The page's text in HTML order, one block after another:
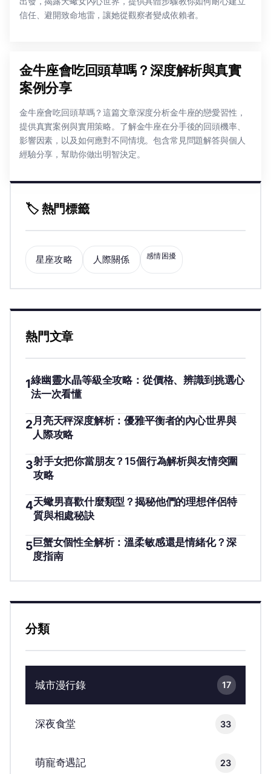
信任、避開致命地雷，讓她從觀察者變成依賴者。
金牛座會吃回頭草嗎？深度解析與真實
案例分享
金牛座會吃回頭草嗎？這篇文章深度分析金牛座的戀愛習性，
提供真實案例與實用策略。了解金牛座在分手後的回頭機率、
影響因素，以及如何應對不同情境。包含常見問題解答與個人
經驗分享，幫助你做出明智決定。
🏷️ 熱門標籤
星座攻略 人際關係 感情困擾
熱門文章
1綠幽靈水晶等級全攻略：從價格、辨識到挑選心
法一次看懂
2月亮天秤深度解析：優雅平衡者的內心世界與
人際攻略
3射手女把你當朋友？15個行為解析與友情突圍
攻略
4天蠍男喜歡什麼類型？揭秘他們的理想伴侶特
質與相處秘訣
5巨蟹女個性全解析：溫柔敏感還是情緒化？深
度指南
分類
城市漫行錄 17
深夜食堂 33
萌寵奇遇記 23